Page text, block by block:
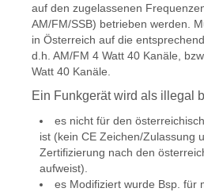
auf den zugelassenen
AM/FM/SSB) betrieben werden.
in Österreich auf die
d.h. AM/FM 4 Watt 40 Kanäle,
Watt 40 Kanäle.
Ein Funkgerät wird als illegal
es nicht für den
ist (kein CE Zeichen/Zulassung
Zertifizierung nach den
aufweist).
es Modifiziert wurde Bsp. für